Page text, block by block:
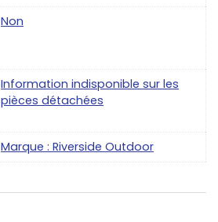
‎Non
‎Information indisponible sur les
pièces détachées
Marque : Riverside Outdoor